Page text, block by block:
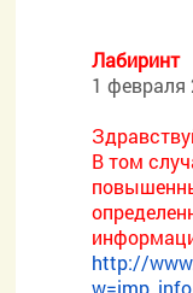
Лабиринт
1 февраля
В том
http://
w=imp_info